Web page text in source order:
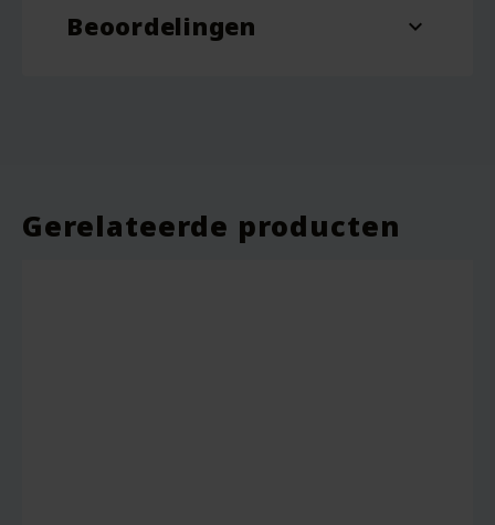
Beoordelingen expand_more
Gerelateerde producten